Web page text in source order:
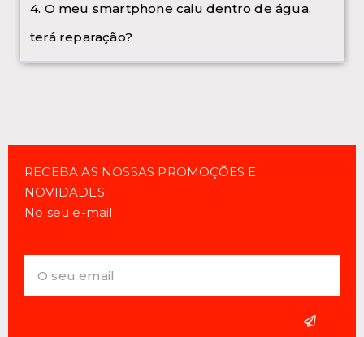
4. O meu smartphone caiu dentro de água,
terá reparação?
RECEBA AS NOSSAS PROMOÇÕES E
NOVIDADES
No seu e-mail